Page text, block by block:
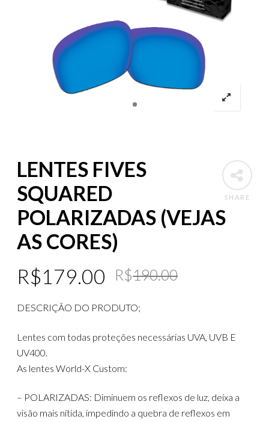
SHARE
LENTES FIVES
SQUARED
POLARIZADAS (VEJAS
AS CORES)
R$190.00Original
R$179.00
Current
DESCRIÇÃO DO PRODUTO;
Lentes com todas proteções necessárias UVA, UVB E
UV400.
As lentes World-X Custom:
– POLARIZADAS: Diminuem os reflexos de luz, deixa a
visão mais nítida, impedindo a quebra de reflexos em